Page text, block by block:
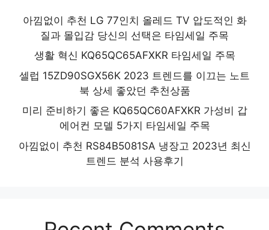
아낌없이 추천 LG 77인치 올레드 TV 압도적인 화
질과 몰입감 당신의 선택은 타임세일 주목
생활 혁신 KQ65QC65AFXKR 타임세일 주목
셀럽 15ZD90SGX56K 2023 트렌드를 이끄는 노트
북 상세 좋았던 추천상품
미리 준비하기 좋은 KQ65QC60AFXKR 가성비 갑
에어컨 모델 5가지 타임세일 주목
아낌없이 추천 RS84B5081SA 냉장고 2023년 최신
트렌드 분석 사용후기